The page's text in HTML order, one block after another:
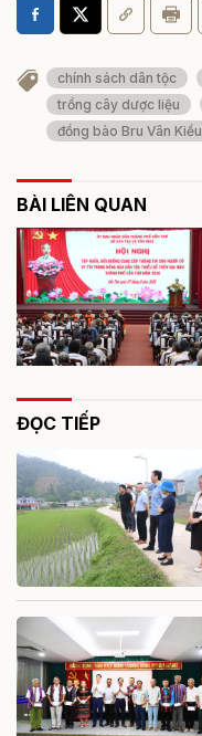
chính sách dân tộc
trồng cây dược liệu
đồng bào Bru Vân Kiều
BÀI LIÊN QUAN
ĐỌC TIẾP